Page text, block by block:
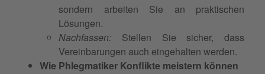
sondern arbeiten Sie an praktischen
Lösungen.
Nachfassen: Stellen Sie sicher, dass
Vereinbarungen auch eingehalten werden.
Wie Phlegmatiker Konflikte meistern können